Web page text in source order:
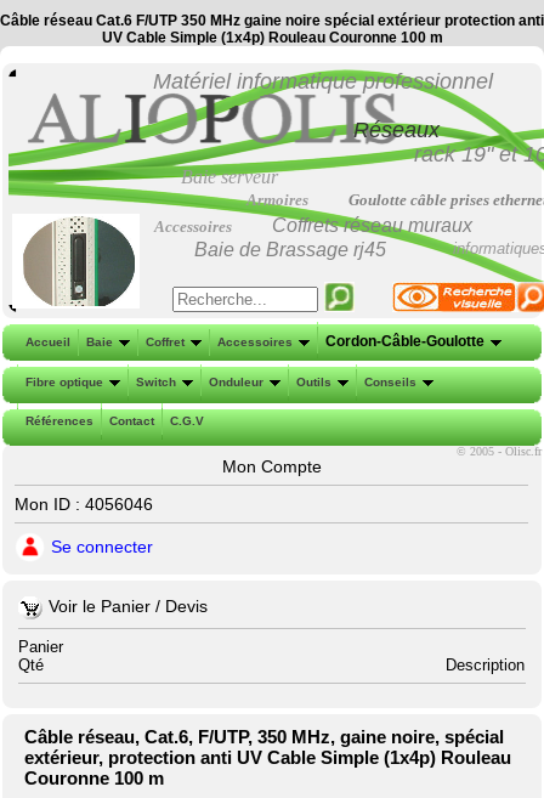
Câble réseau Cat.6 F/UTP 350 MHz gaine noire spécial extérieur protection anti
UV Cable Simple (1x4p) Rouleau Couronne 100 m
Matériel informatique professionnel
Réseaux
rack 19"et
Baie serveur
Armoires
Goulotte câble prises
Accessoires
Coffrets réseau muraux
Baie de Brassage rj45
Accueil Baie Coffret Accessoires Cordon-Câble-Goulotte
Fibre optique Switch Onduleur Outils Conseils
Références Contact C.G.V
© 2005 - Olisc.fr
Mon Compte
Mon ID : 4056046
Se connecter
Voir le Panier / Devis
Panier
Qté
Description
Câble réseau, Cat.6, F/UTP, 350 MHz, gaine noire, spécial
extérieur, protection anti UV Cable Simple (1x4p) Rouleau
Couronne 100 m